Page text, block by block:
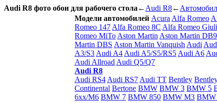
Audi R8 фото обои для рабочего стола ← Audi R8←
Модели автомобилей Acura Alfa Romeo
Romeo 147 Alfa Romeo 8C Alfa Romeo
Romeo MiTo Aston Martin Aston Martin DB9
Martin DBS Aston Martin Vanquish Audi
A3/S3 Audi A4 Audi A5/S5/RS5 Audi A6
Audi Allroad Audi Q5/Q7
Audi R8
Audi RS4 Audi RS7 Audi TT Bentley
Continental Bertone BMW BMW 3 BMW 5
6xx/M6 BMW 7 BMW 850 BMW M3